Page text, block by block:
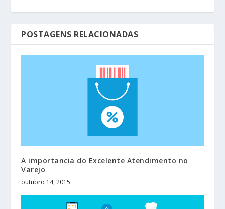
POSTAGENS RELACIONADAS
A importancia do Excelente Atendimento no
Varejo
outubro 14, 2015